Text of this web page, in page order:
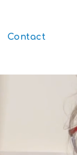
Contact